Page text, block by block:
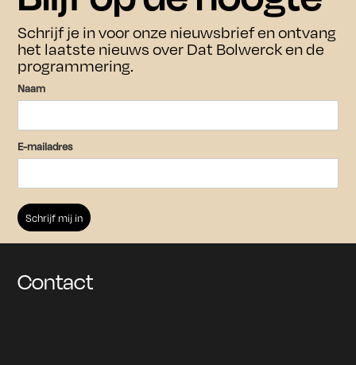
Schrijf je in voor onze nieuwsbrief en ontvang
het laatste nieuws over Dat Bolwerck en de
programmering.
Naam
E-mailadres
Bezoek
Over ons
Archief
Contact
Bezoek